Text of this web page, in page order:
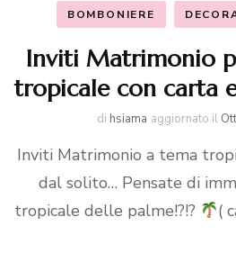
BOMBONIERE
Inviti Matrimonio
tropicale con carta
di hsiama aggiornato il
Inviti Matrimonio a tema
dal solito… Pensate di
tropicale delle palme!?!?
(